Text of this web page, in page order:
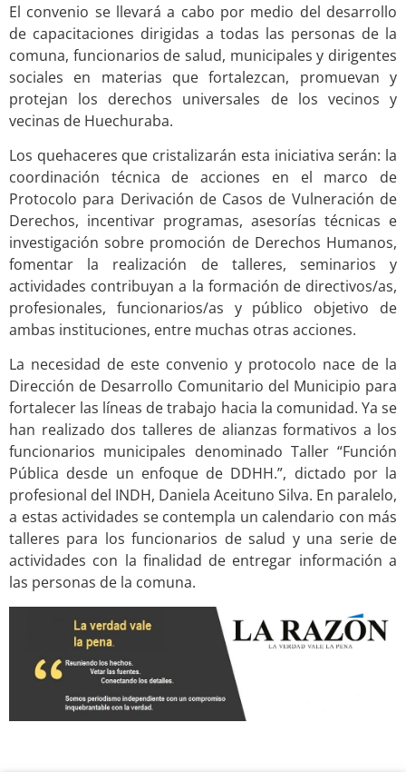
El convenio se llevará a cabo por medio del desarrollo
de capacitaciones dirigidas a todas las personas de la
comuna, funcionarios de salud, municipales y dirigentes
sociales en materias que fortalezcan, promuevan y
protejan los derechos universales de los vecinos y
vecinas de Huechuraba.
Los quehaceres que cristalizarán esta iniciativa serán: la
coordinación técnica de acciones en el marco de
Protocolo para Derivación de Casos de Vulneración de
Derechos, incentivar programas, asesorías técnicas e
investigación sobre promoción de Derechos Humanos,
fomentar la realización de talleres, seminarios y
actividades contribuyan a la formación de directivos/as,
profesionales, funcionarios/as y público objetivo de
ambas instituciones, entre muchas otras acciones.
La necesidad de este convenio y protocolo nace de la
Dirección de Desarrollo Comunitario del Municipio para
fortalecer las líneas de trabajo hacia la comunidad. Ya se
han realizado dos talleres de alianzas formativos a los
funcionarios municipales denominado Taller “Función
Pública desde un enfoque de DDHH.”, dictado por la
profesional del INDH, Daniela Aceituno Silva. En paralelo,
a estas actividades se contempla un calendario con más
talleres para los funcionarios de salud y una serie de
actividades con la finalidad de entregar información a
las personas de la comuna.